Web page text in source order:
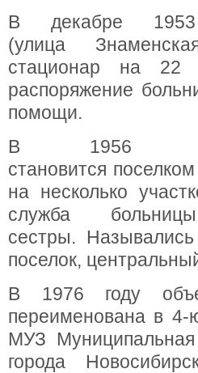
В декабре
(улица
стационар на
распоряжение
помощи.
В 1956
становится
на несколько
служба
сестры.
поселок,
В 1976 году
переименована в 4-
МУЗ
города